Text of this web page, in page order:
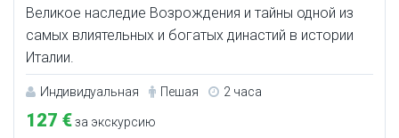
Великое наследие Возрождения и тайны одной из
самых влиятельных и богатых династий в истории
Италии.
Индивидуальная Пешая 2 часа
127 €за экскурсию